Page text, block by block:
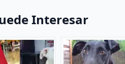
Interesar